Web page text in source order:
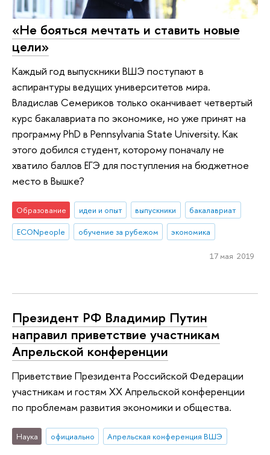
«Не бояться мечтать и ставить новые
цели»
Каждый год выпускники ВШЭ поступают в
аспирантуры ведущих университетов мира.
Владислав Семериков только оканчивает четвертый
курс бакалавриата по экономике, но уже принят на
программу PhD в Pennsylvania State University. Как
этого добился студент, которому поначалу не
хватило баллов ЕГЭ для поступления на бюджетное
место в Вышке?
Образование идеи и опыт выпускники
бакалавриат
ECONpeople
обучение за рубежом экономика
17 мая 2019
Президент РФ Владимир Путин
направил приветствие участникам
Апрельской конференции
Приветствие Президента Российской Федерации
участникам и гостям XX Апрельской конференции
по проблемам развития экономики и общества.
Наука официально Апрельская конференция ВШЭ